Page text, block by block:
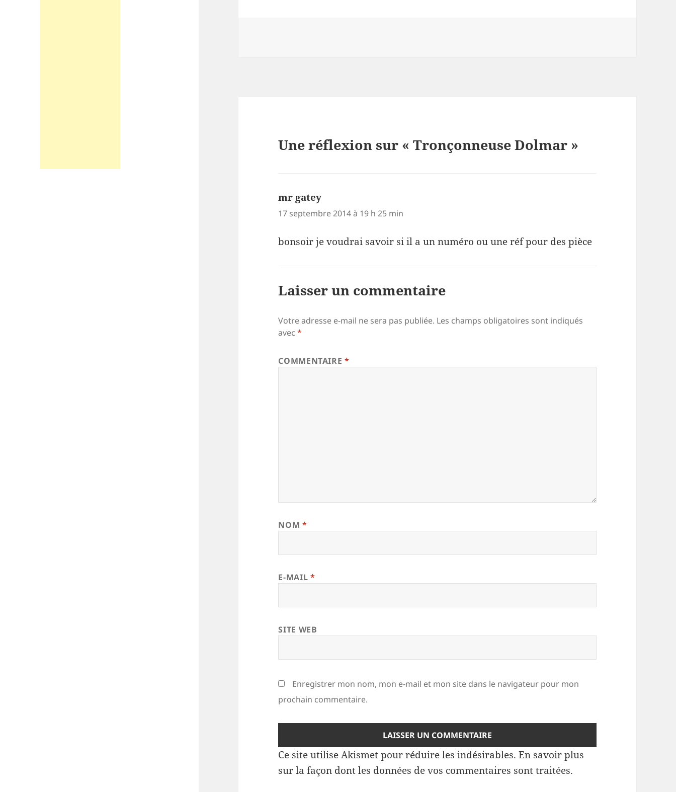
Une réflexion sur « Tronçonneuse Dolmar »
mr gatey
17 septembre 2014 à 19 h 25 min
bonsoir je voudrai savoir si il a un numéro ou une réf pour des pièce
Laisser un commentaire
Votre adresse e-mail ne sera pas publiée. Les champs obligatoires sont indiqués
avec*
COMMENTAIRE*
NOM *
E-MAIL *
SITE WEB
Enregistrer mon nom, mon e-mail et mon site dans le navigateur pour mon
prochain commentaire.
Ce site utilise Akismet pour réduire les indésirables.En savoir plus
sur la façon dont les données de vos commentaires sont traitées.